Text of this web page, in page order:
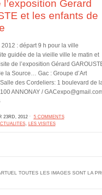
Gerard
et les enfants de
: départ 9 h pour la ville
guidée de la vieille ville le matin et
de l’exposition Gérard
la Source… Gac : Groupe d’Art
des Cordeliers: 1 boulevard de
ANNONAY /
23RD, 2012 ˑ 5 COMMENTS
, LES VISITES
TOUTES LES IMAGES SONT LA